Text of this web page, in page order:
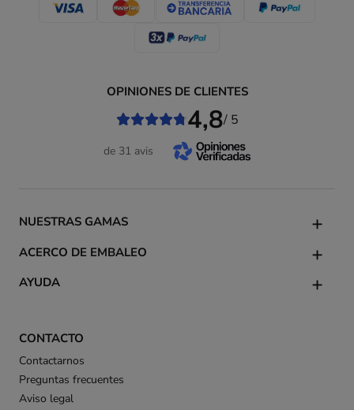
CONTACTO
Contactarnos
Preguntas frecuentes
Aviso legal
NUESTRAS GAMAS
ACERCO DE EMBALEO
AYUDA
OPINIONES DE CLIENTES
4,8/ 5
de 31 avis